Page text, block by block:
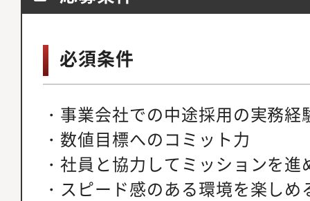
必須条件
・事業会社での中途採用の実務
・数値目標へのコミット力
・社員と協力してミッションを進
・スピード感のある環境を楽しめ